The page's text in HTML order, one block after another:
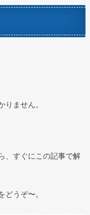
りません。
、すぐにこの記事で解
うぞ〜。